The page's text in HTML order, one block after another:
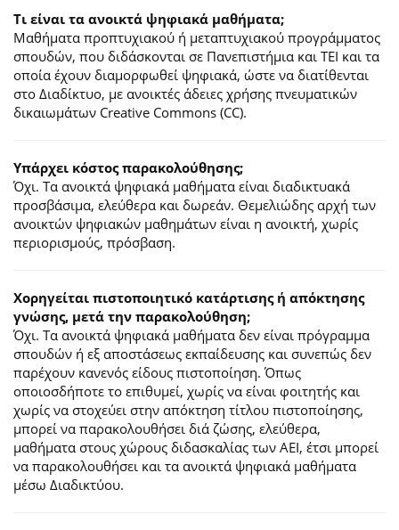
Τι είναι τα ανοικτά ψηφιακά μαθήματα;
Μαθήματα προπτυχιακού ή μεταπτυχιακού προγράμματος
σπουδών, που διδάσκονται σε Πανεπιστήμια και ΤΕΙ και τα
οποία έχουν διαμορφωθεί ψηφιακά, ώστε να διατίθενται
στο Διαδίκτυο, με ανοικτές άδειες χρήσης πνευματικών
δικαιωμάτων Creative Commons (CC).
Υπάρχει κόστος παρακολούθησης;
Όχι. Τα ανοικτά ψηφιακά μαθήματα είναι διαδικτυακά
προσβάσιμα, ελεύθερα και δωρεάν. Θεμελιώδης αρχή των
ανοικτών ψηφιακών μαθημάτων είναι η ανοικτή, χωρίς
περιορισμούς, πρόσβαση.
Χορηγείται πιστοποιητικό κατάρτισης ή απόκτησης
γνώσης, μετά την παρακολούθηση;
Όχι. Τα ανοικτά ψηφιακά μαθήματα δεν είναι πρόγραμμα
σπουδών ή εξ αποστάσεως εκπαίδευσης και συνεπώς δεν
παρέχουν κανενός είδους πιστοποίηση. Όπως
οποιοσδήποτε το επιθυμεί, χωρίς να είναι φοιτητής και
χωρίς να στοχεύει στην απόκτηση τίτλου πιστοποίησης,
μπορεί να παρακολουθήσει διά ζώσης, ελεύθερα,
μαθήματα στους χώρους διδασκαλίας των ΑΕΙ, έτσι μπορεί
να παρακολουθήσει και τα ανοικτά ψηφιακά μαθήματα
μέσω Διαδικτύου.